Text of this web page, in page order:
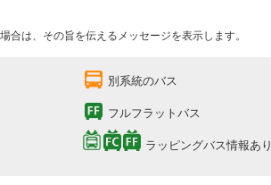
合は、その旨を伝えるメッセージを表示します。
別系統のバス
フルフラットバス
ラッピングバス情報あり